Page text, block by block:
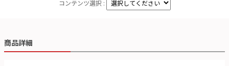
コンテンツ選択 :
商品詳細